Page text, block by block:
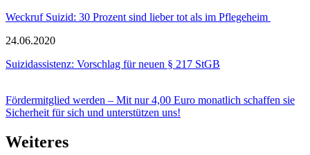
Weckruf Suizid: 30 Prozent sind lieber tot als im Pflegeheim
24.06.2020
Suizidassistenz: Vorschlag für neuen § 217 StGB
Fördermitglied werden – Mit nur 4,00 Euro monatlich schaffen sie
Sicherheit für sich und unterstützen uns!
Weiteres